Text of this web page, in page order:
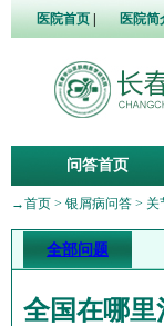
医院首页 医院简
问答首页
→首页 > 银屑病问答 > 关
全部问题
全国在哪